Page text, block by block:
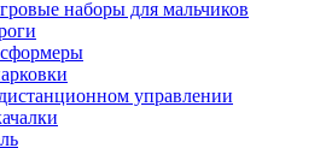
наборы для мальчиков
управлении